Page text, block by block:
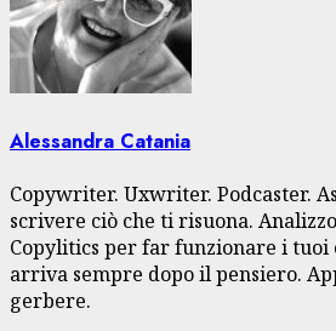
Alessandra Catania
Copywriter. Uxwriter. Podcaster.
scrivere ciò che ti risuona.
Copylitics per far funzionare i tuoi
arriva sempre dopo il pensiero.
gerbere.